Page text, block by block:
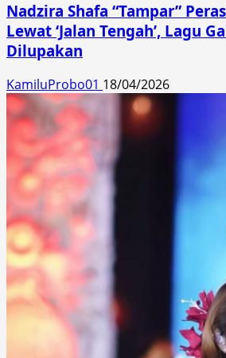
Nadzira Shafa “Tampar”
Lewat ‘Jalan Tengah’, Lagu
Dilupakan
KamiluProbo01 18/04/2026